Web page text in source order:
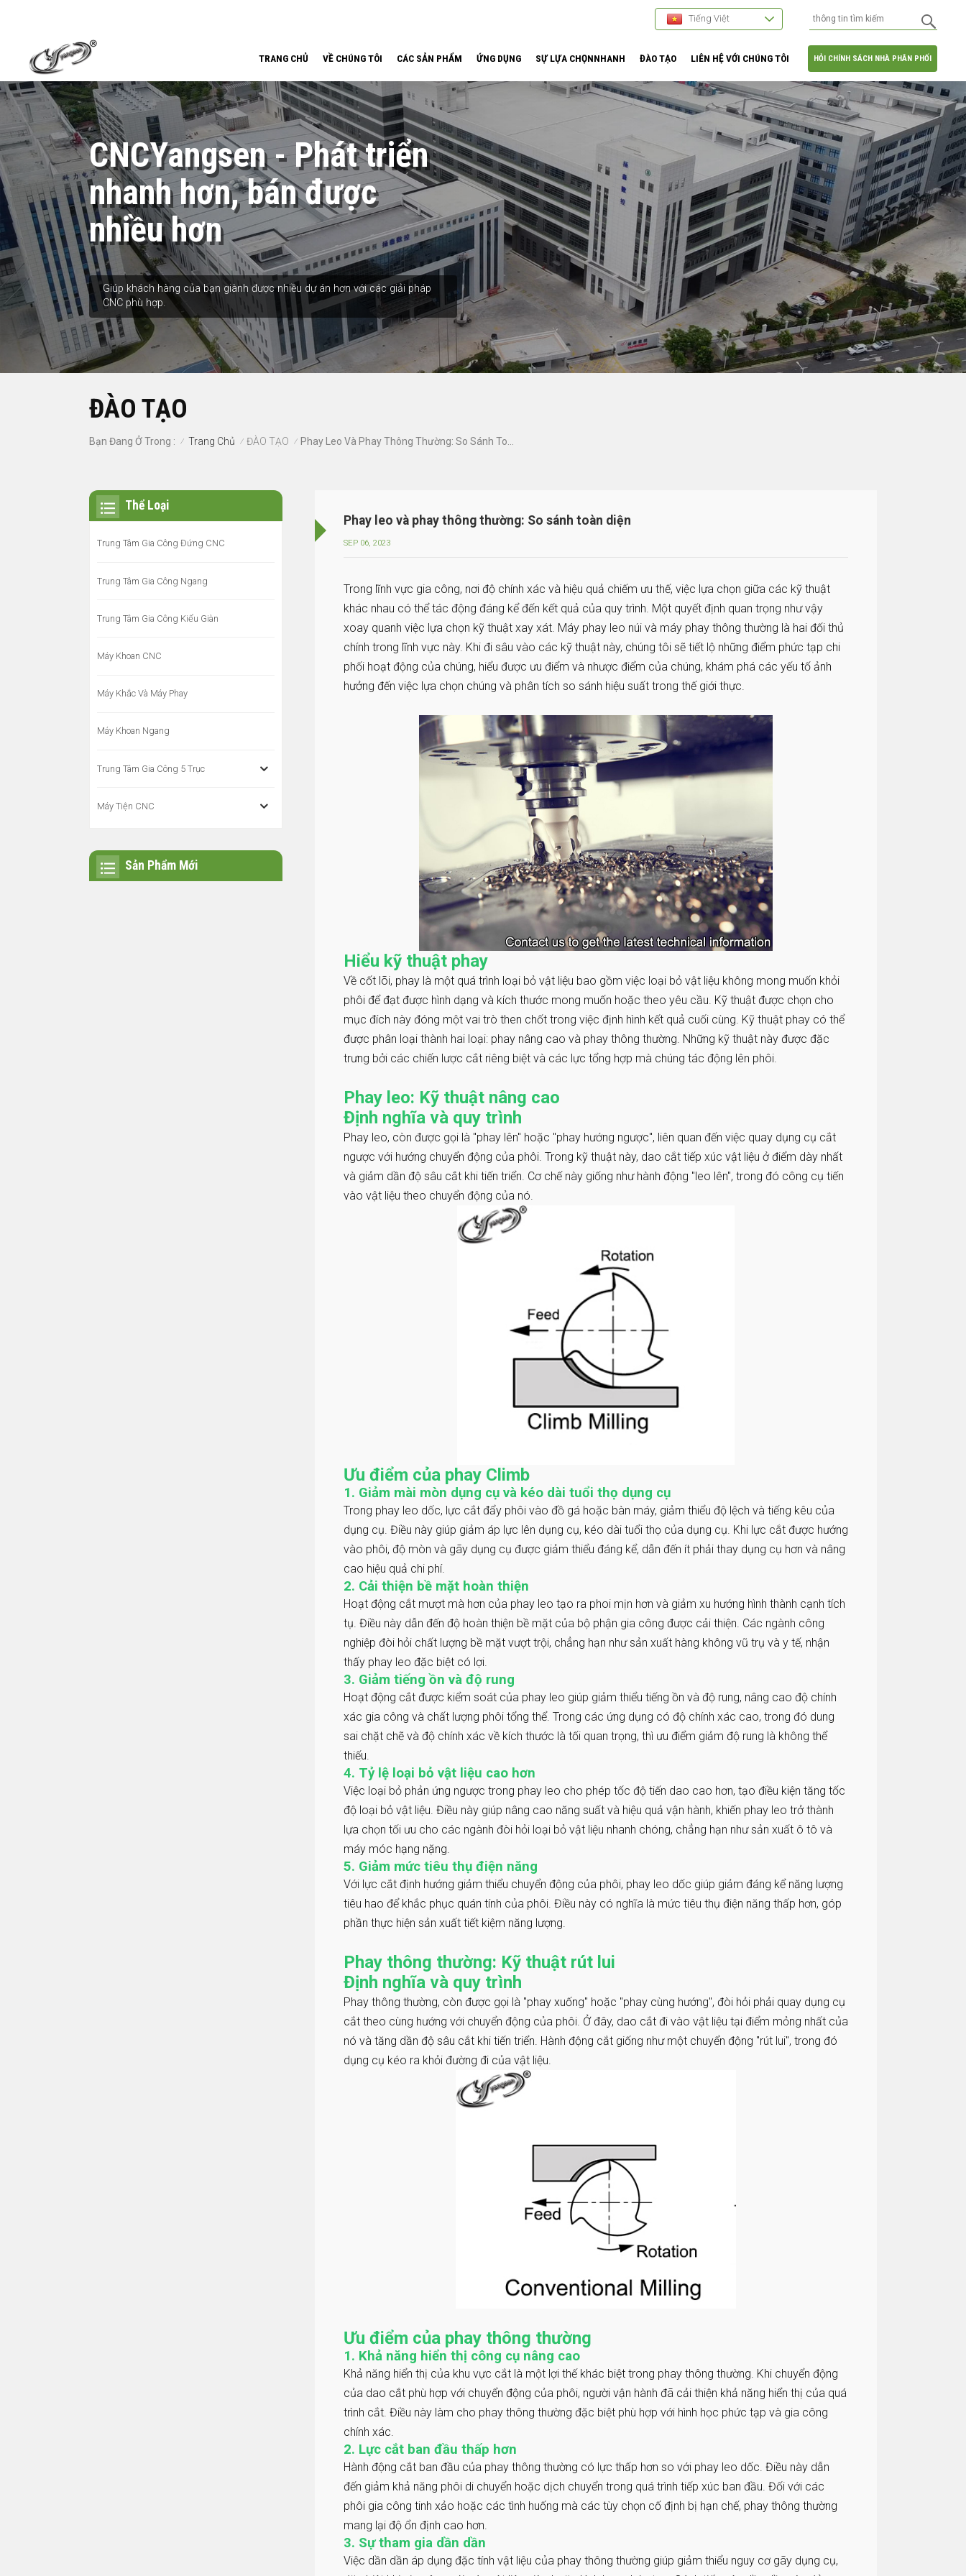
Tiếng Việt
HỎI CHÍNH SÁCH NHÀ PHÂN PHỐI
TRANG CHỦ VỀ CHÚNG TÔI CÁC SẢN PHẨM ỨNG DỤNG SỰ LỰA CHỌNNHANH ĐÀO TẠO LIÊN HỆ VỚI CHÚNG TÔI
CNCYangsen - Phát triển
nhanh hơn, bán được
nhiều hơn
Giúp khách hàng của bạn giành được nhiều dự án hơn với các giải pháp
CNC phù hợp.
ĐÀO TẠO
Bạn Đang Ở Trong : / Trang Chủ / ĐÀO TẠO / Phay Leo Và Phay Thông Thường: So Sánh Toàn Diện
Phay leo và phay thông thường: So sánh toàn diện
SEP 06, 2023
Trong lĩnh vực gia công, nơi độ chính xác và hiệu quả chiếm ưu thế, việc lựa chọn giữa các kỹ thuật
khác nhau có thể tác động đáng kể đến kết quả của quy trình. Một quyết định quan trọng như vậy
xoay quanh việc lựa chọn kỹ thuật xay xát. Máy phay leo núi và máy phay thông thường là hai đối thủ
chính trong lĩnh vực này. Khi đi sâu vào các kỹ thuật này, chúng tôi sẽ tiết lộ những điểm phức tạp chi
phối hoạt động của chúng, hiểu được ưu điểm và nhược điểm của chúng, khám phá các yếu tố ảnh
hưởng đến việc lựa chọn chúng và phân tích so sánh hiệu suất trong thế giới thực.
Hiểu kỹ thuật phay
Về cốt lõi, phay là một quá trình loại bỏ vật liệu bao gồm việc loại bỏ vật liệu không mong muốn khỏi
phôi để đạt được hình dạng và kích thước mong muốn hoặc theo yêu cầu. Kỹ thuật được chọn cho
mục đích này đóng một vai trò then chốt trong việc định hình kết quả cuối cùng. Kỹ thuật phay có thể
được phân loại thành hai loại: phay nâng cao và phay thông thường. Những kỹ thuật này được đặc
trưng bởi các chiến lược cắt riêng biệt và các lực tổng hợp mà chúng tác động lên phôi.
Phay leo: Kỹ thuật nâng cao
Định nghĩa và quy trình
Phay leo, còn được gọi là "phay lên" hoặc "phay hướng ngược", liên quan đến việc quay dụng cụ cắt
ngược với hướng chuyển động của phôi. Trong kỹ thuật này, dao cắt tiếp xúc vật liệu ở điểm dày nhất
và giảm dần độ sâu cắt khi tiến triển. Cơ chế này giống như hành động "leo lên", trong đó công cụ tiến
vào vật liệu theo chuyển động của nó.
Ưu điểm của phay Climb
1. Giảm mài mòn dụng cụ và kéo dài tuổi thọ dụng cụ
Trong phay leo dốc, lực cắt đẩy phôi vào đồ gá hoặc bàn máy, giảm thiểu độ lệch và tiếng kêu của
dụng cụ. Điều này giúp giảm áp lực lên dụng cụ, kéo dài tuổi thọ của dụng cụ. Khi lực cắt được hướng
vào phôi, độ mòn và gãy dụng cụ được giảm thiểu đáng kể, dẫn đến ít phải thay dụng cụ hơn và nâng
cao hiệu quả chi phí.
2. Cải thiện bề mặt hoàn thiện
Hoạt động cắt mượt mà hơn của phay leo tạo ra phoi mịn hơn và giảm xu hướng hình thành cạnh tích
tụ. Điều này dẫn đến độ hoàn thiện bề mặt của bộ phận gia công được cải thiện. Các ngành công
nghiệp đòi hỏi chất lượng bề mặt vượt trội, chẳng hạn như sản xuất hàng không vũ trụ và y tế, nhận
thấy phay leo đặc biệt có lợi.
3. Giảm tiếng ồn và độ rung
Hoạt động cắt được kiểm soát của phay leo giúp giảm thiểu tiếng ồn và độ rung, nâng cao độ chính
xác gia công và chất lượng phôi tổng thể. Trong các ứng dụng có độ chính xác cao, trong đó dung
sai chặt chẽ và độ chính xác về kích thước là tối quan trọng, thì ưu điểm giảm độ rung là không thể
thiếu.
4. Tỷ lệ loại bỏ vật liệu cao hơn
Việc loại bỏ phản ứng ngược trong phay leo cho phép tốc độ tiến dao cao hơn, tạo điều kiện tăng tốc
độ loại bỏ vật liệu. Điều này giúp nâng cao năng suất và hiệu quả vận hành, khiến phay leo trở thành
lựa chọn tối ưu cho các ngành đòi hỏi loại bỏ vật liệu nhanh chóng, chẳng hạn như sản xuất ô tô và
máy móc hạng nặng.
5. Giảm mức tiêu thụ điện năng
Với lực cắt định hướng giảm thiểu chuyển động của phôi, phay leo dốc giúp giảm đáng kể năng lượng
tiêu hao để khắc phục quán tính của phôi. Điều này có nghĩa là mức tiêu thụ điện năng thấp hơn, góp
phần thực hiện sản xuất tiết kiệm năng lượng.
Phay thông thường: Kỹ thuật rút lui
Định nghĩa và quy trình
Phay thông thường, còn được gọi là "phay xuống" hoặc "phay cùng hướng", đòi hỏi phải quay dụng cụ
cắt theo cùng hướng với chuyển động của phôi. Ở đây, dao cắt đi vào vật liệu tại điểm mỏng nhất của
nó và tăng dần độ sâu cắt khi tiến triển. Hành động cắt giống như một chuyển động "rút lui", trong đó
dụng cụ kéo ra khỏi đường đi của vật liệu.
Ưu điểm của phay thông thường
1. Khả năng hiển thị công cụ nâng cao
Khả năng hiển thị của khu vực cắt là một lợi thế khác biệt trong phay thông thường. Khi chuyển động
của dao cắt phù hợp với chuyển động của phôi, người vận hành đã cải thiện khả năng hiển thị của quá
trình cắt. Điều này làm cho phay thông thường đặc biệt phù hợp với hình học phức tạp và gia công
chính xác.
2. Lực cắt ban đầu thấp hơn
Hành động cắt ban đầu của phay thông thường có lực thấp hơn so với phay leo dốc. Điều này dẫn
đến giảm khả năng phôi di chuyển hoặc dịch chuyển trong quá trình tiếp xúc ban đầu. Đối với các
phôi gia công tinh xảo hoặc các tình huống mà các tùy chọn cố định bị hạn chế, phay thông thường
mang lại độ ổn định cao hơn.
3. Sự tham gia dần dần
Việc dần dần áp dụng đặc tính vật liệu của phay thông thường giúp giảm thiểu nguy cơ gãy dụng cụ,
Thể Loại
Trung Tâm Gia Công Đứng CNC
Trung Tâm Gia Công Ngang
Trung Tâm Gia Công Kiểu Giàn
Máy Khoan CNC
Máy Khắc Và Máy Phay
Máy Khoan Ngang
Trung Tâm Gia Công 5 Trục
Máy Tiện CNC
Sản Phẩm Mới